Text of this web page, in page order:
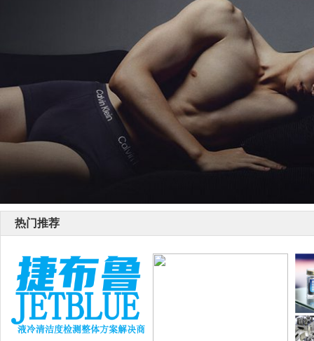
热门推荐